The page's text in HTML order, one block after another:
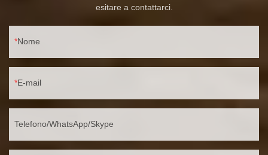
esitare a contattarci.
Nome
E-mail
Telefono/WhatsApp/Skype